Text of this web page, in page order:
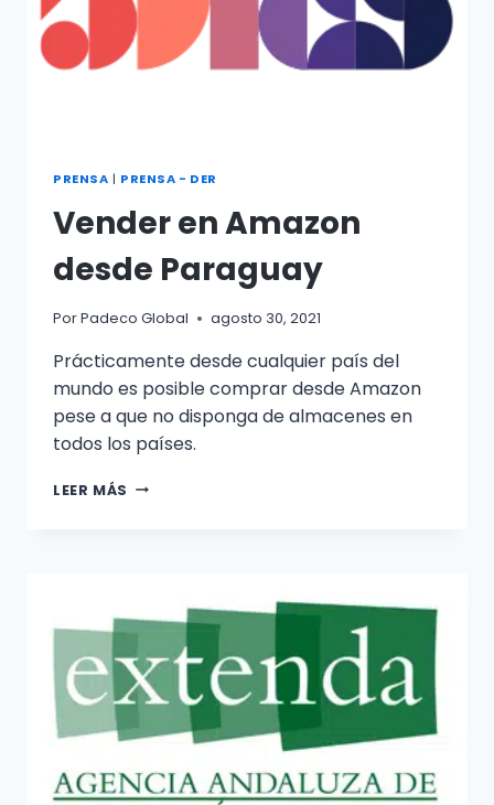
PRENSA | PRENSA - DER
Vender en Amazon
desde Paraguay
PorPadeco Global agosto 30, 2021
Prácticamente desde cualquier país del
mundo es posible comprar desde Amazon
pese a que no disponga de almacenes en
todos los países.
LEER MÁS